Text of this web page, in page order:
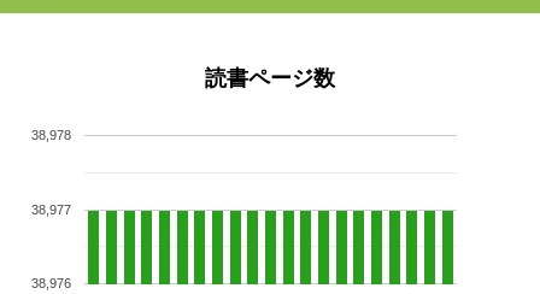
読書ページ数
38,976
38,977
38,978